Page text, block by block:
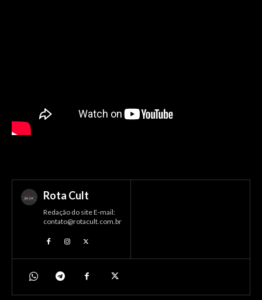
Rota Cult
Redação do site E-mail:
contato@rotacult.com.br